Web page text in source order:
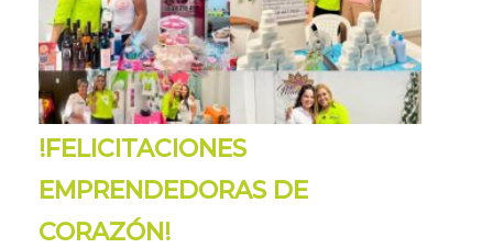
!FELICITACIONES
EMPRENDEDORAS DE
CORAZÓN!